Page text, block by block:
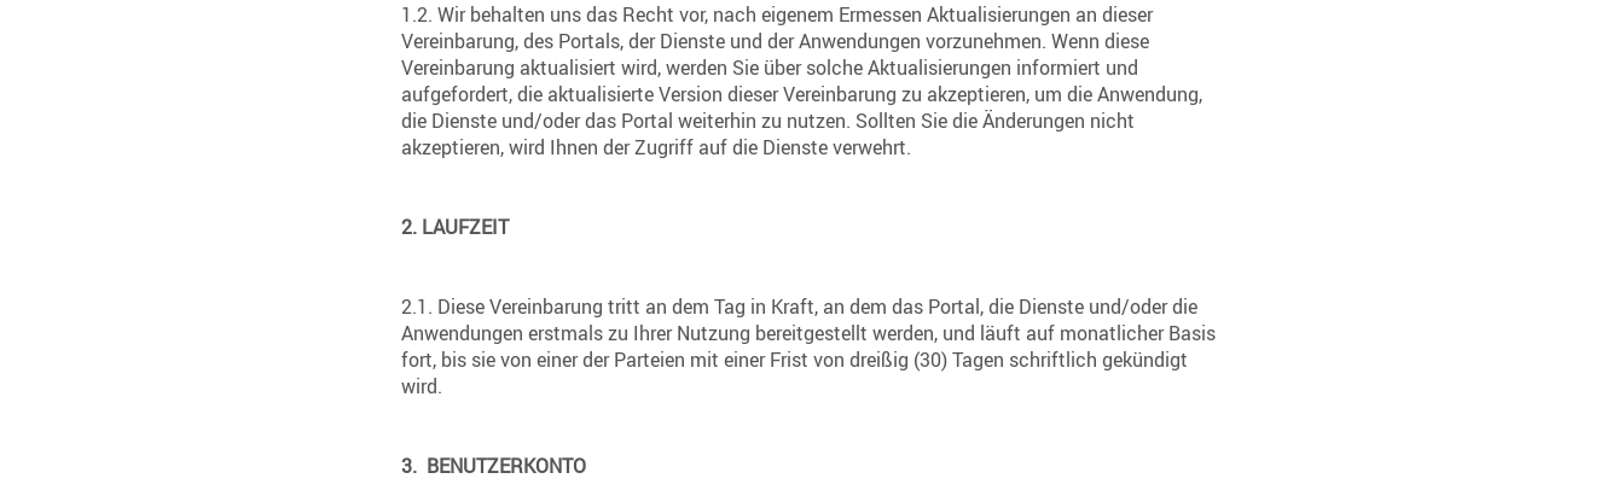
1.2. Wir behalten uns das Recht vor, nach eigenem Ermessen Aktualisierungen an dieser
Vereinbarung, des Portals, der Dienste und der Anwendungen vorzunehmen. Wenn diese
Vereinbarung aktualisiert wird, werden Sie über solche Aktualisierungen informiert und
aufgefordert, die aktualisierte Version dieser Vereinbarung zu akzeptieren, um die Anwendung,
die Dienste und/oder das Portal weiterhin zu nutzen. Sollten Sie die Änderungen nicht
akzeptieren, wird Ihnen der Zugriff auf die Dienste verwehrt.
2. LAUFZEIT
2.1. Diese Vereinbarung tritt an dem Tag in Kraft, an dem das Portal, die Dienste und/oder die
Anwendungen erstmals zu Ihrer Nutzung bereitgestellt werden, und läuft auf monatlicher Basis
fort, bis sie von einer der Parteien mit einer Frist von dreißig (30) Tagen schriftlich gekündigt
wird.
3. BENUTZERKONTO